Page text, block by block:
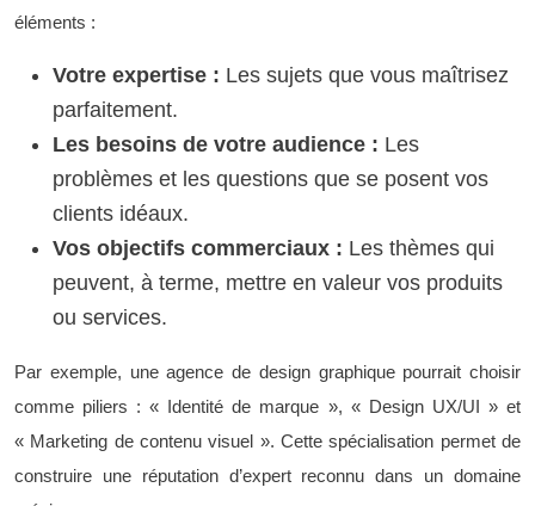
éléments :
Votre expertise : Les sujets que vous maîtrisez
parfaitement.
Les besoins de votre audience : Les
problèmes et les questions que se posent vos
clients idéaux.
Vos objectifs commerciaux : Les thèmes qui
peuvent, à terme, mettre en valeur vos produits
ou services.
Par exemple, une agence de design graphique pourrait choisir
comme piliers : « Identité de marque », « Design UX/UI » et
« Marketing de contenu visuel ». Cette spécialisation permet de
construire une réputation d’expert reconnu dans un domaine